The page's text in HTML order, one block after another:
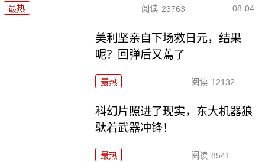
最热 阅读 23763 08-04
美利坚亲自下场救日元，结果
呢？回弹后又蔫了
最热 阅读 12132
科幻片照进了现实，东大机器狼
驮着武器冲锋！
最热 阅读 8541